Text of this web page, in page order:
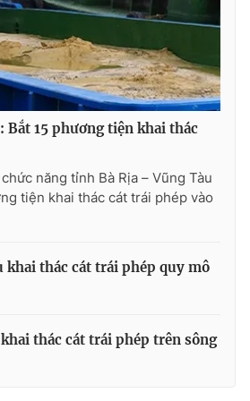
in và báo điện tử số 483/GP-BTTTT
Thị Mỹ Hạnh, Phạm Quốc Thắng,
Bắt 15 phương tiện khai thác
năng tỉnh Bà Rịa – Vũng Tàu
tiện khai thác cát trái phép vào
khai thác cát trái phép quy mô
thác cát trái phép trên sông